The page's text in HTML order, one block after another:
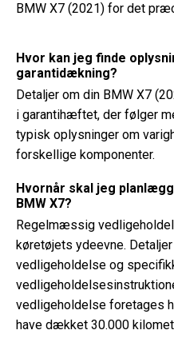
BMW X7 (2021) for det
Hvor kan jeg finde
garantidækning?
Detaljer om din BMW X7
i garantihæftet, der følger
typisk oplysninger om
forskellige komponenter.
Hvornår skal jeg
BMW X7?
Regelmæssig
køretøjets ydeevne.
vedligeholdelse og
vedligeholdelse foretages
have dækket 30.000